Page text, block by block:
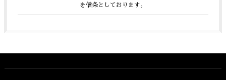
を信条としております。